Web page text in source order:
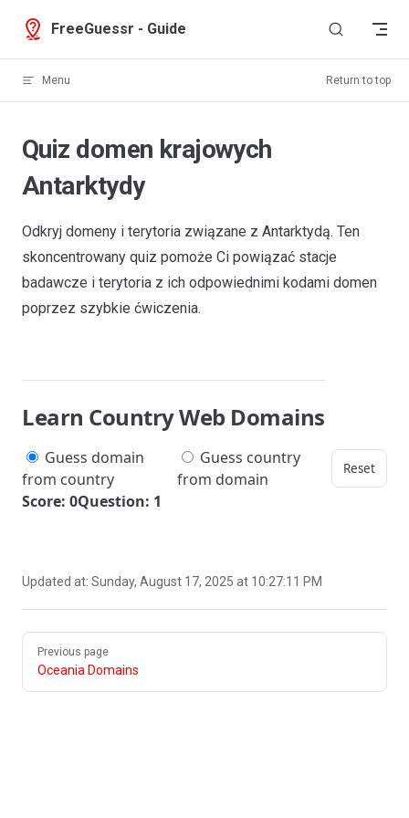
Skip to content
FreeGuessr - Guide
Menu Return to top
Quiz domen krajowych
Antarktydy
Odkryj domeny i terytoria związane z Antarktydą. Ten
skoncentrowany quiz pomoże Ci powiązać stacje
badawcze i terytoria z ich odpowiednimi kodami domen
poprzez szybkie ćwiczenia.
Learn Country Web Domains
Guess domain
from country
Guess country
from domain
Reset
Score: 0Question: 1
Updated at: Sunday, August 17, 2025 at 10:27:11 PM
Pager
Previous page
Oceania Domains